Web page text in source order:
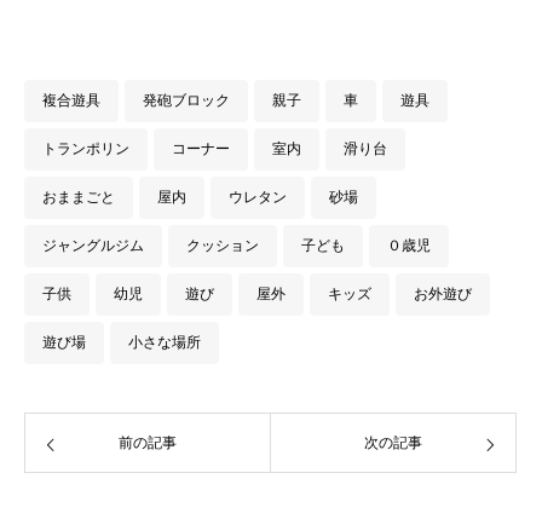
複合遊具 発砲ブロック 親子 車 遊具
トランポリン コーナー 室内 滑り台
おままごと 屋内 ウレタン 砂場
ジャングルジム クッション 子ども ０歳児
子供 幼児 遊び 屋外 キッズ お外遊び
遊び場 小さな場所
前の記事 次の記事